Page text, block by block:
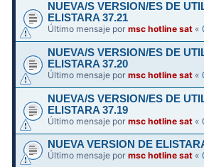
NUEVA/S VERSION/ES DE
ELISTARA 37.21
Último mensaje pormsc hotline sat «
NUEVA/S VERSION/ES DE
ELISTARA 37.20
Último mensaje pormsc hotline sat «
NUEVA/S VERSION/ES DE
ELISTARA 37.19
Último mensaje pormsc hotline sat «
NUEVA VERSION DE
Último mensaje pormsc hotline sat «